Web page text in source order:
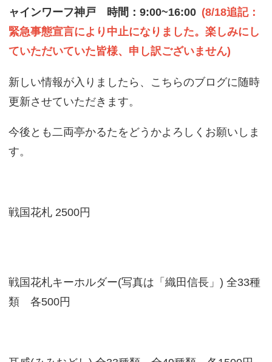
ャインワーフ神戸 時間：9:00~16:00 (8/18追記：
緊急事態宣言により中止になりました。楽しみにし
ていただいていた皆様、申し訳ございません)
新しい情報が入りましたら、こちらのブログに随時
更新させていただきます。
今後とも二両亭かるたをどうかよろしくお願いしま
す。
戦国花札 2500円
戦国花札キーホルダー(写真は「織田信長」) 全33種
類 各500円